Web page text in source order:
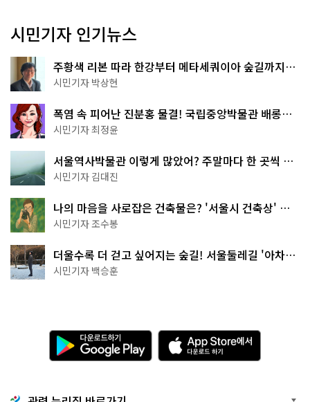
시민기자 인기뉴스
주황색 리본 따라 한강부터 메타세쿼이아 숲길까지…
서울둘레길 15코스
시민기자 박상현
폭염 속 피어난 진분홍 물결! 국립중앙박물관 배롱나
무 명소
시민기자 최정윤
서울역사박물관 이렇게 많았어? 주말마다 한 곳씩 떠
나는 역사 산책
시민기자 김대진
나의 마음을 사로잡은 건축물은? '서울시 건축상' 수
상작 공개!
시민기자 조수봉
더울수록 더 걷고 싶어지는 숲길! 서울둘레길 '아차산
코스'
시민기자 백승훈
다
운
로
기
A
p
p